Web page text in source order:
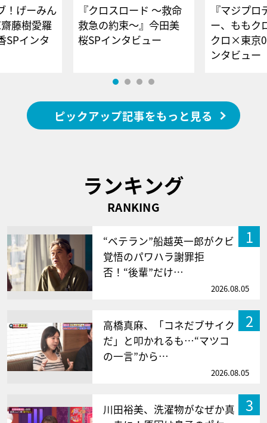
！げーみん
藤樹愛羅
SPインタ
『クロスロード ～救命
救急の約束～』今田美
桜SPインタビュー
『マジプロ
ー、ももク
クロ×東京
ンタビュー
ピックアップ記事をもっと見る
ランキング
RANKING
1
“ベテラン”船越英一郎がクビ
覚悟のパワハラ謝罪拒
否！“後輩”だけ…
2026.08.05
2
高橋真麻、「コネだブサイク
だ」と叩かれるも…“マツコ
の一言”から…
2026.08.05
3
川田裕美、洗濯物がなぜか真